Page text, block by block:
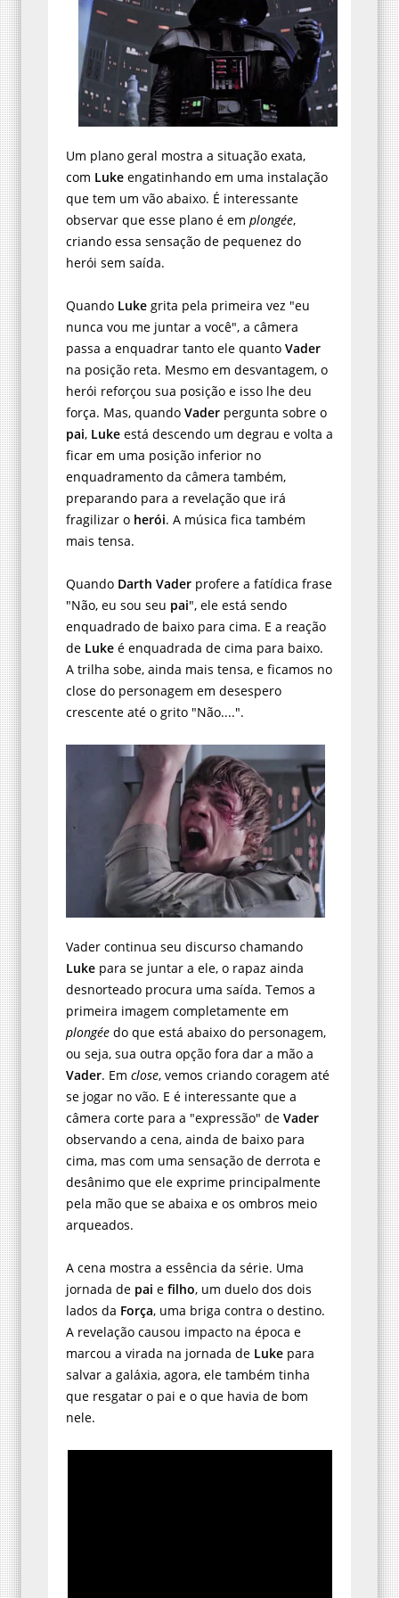
Um plano geral mostra a situação exata,
com Luke engatinhando em uma instalação
que tem um vão abaixo. É interessante
observar que esse plano é em plongée,
criando essa sensação de pequenez do
herói sem saída.
Quando Luke grita pela primeira vez "eu
nunca vou me juntar a você", a câmera
passa a enquadrar tanto ele quanto Vader
na posição reta. Mesmo em desvantagem, o
herói reforçou sua posição e isso lhe deu
força. Mas, quando Vader pergunta sobre o
pai, Luke está descendo um degrau e volta a
ficar em uma posição inferior no
enquadramento da câmera também,
preparando para a revelação que irá
fragilizar o herói. A música fica também
mais tensa.
Quando Darth Vader profere a fatídica frase
"Não, eu sou seu pai", ele está sendo
enquadrado de baixo para cima. E a reação
de Luke é enquadrada de cima para baixo.
A trilha sobe, ainda mais tensa, e ficamos no
close do personagem em desespero
crescente até o grito "Não....".
Vader continua seu discurso chamando
Luke para se juntar a ele, o rapaz ainda
desnorteado procura uma saída. Temos a
primeira imagem completamente em
plongée do que está abaixo do personagem,
ou seja, sua outra opção fora dar a mão a
Vader. Em close, vemos criando coragem até
se jogar no vão. E é interessante que a
câmera corte para a "expressão" de Vader
observando a cena, ainda de baixo para
cima, mas com uma sensação de derrota e
desânimo que ele exprime principalmente
pela mão que se abaixa e os ombros meio
arqueados.
A cena mostra a essência da série. Uma
jornada de pai e filho, um duelo dos dois
lados da Força, uma briga contra o destino.
A revelação causou impacto na época e
marcou a virada na jornada de Luke para
salvar a galáxia, agora, ele também tinha
que resgatar o pai e o que havia de bom
nele.